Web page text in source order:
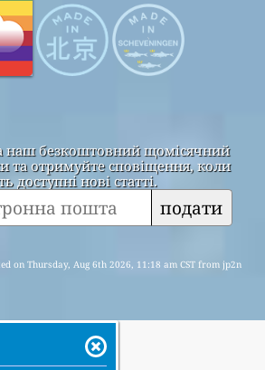
наш безкоштовний щомісячний
та отримуйте сповіщення, коли
доступні нові статті.
подати
on Thursday, Aug 6th 2026, 11:18 am CST from jp2n